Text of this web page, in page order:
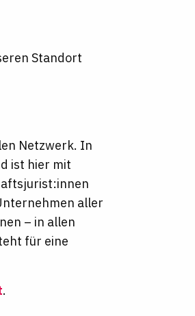
Standort
Netzwerk. In
ist hier mit
aller
– in allen
für eine
.